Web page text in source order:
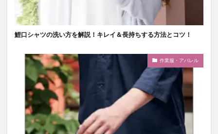
鯉口シャツの洗い方を解説！キレイ＆長持ちする方法とコツ！
作業服・アパレル